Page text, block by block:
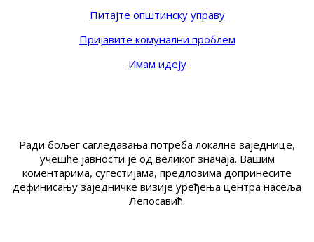
Питајте општинску управу
Пријавите комунални проблем
Имам идеју
Ради бољег сагледавања потреба локалне заједнице,
учешће јавности је од великог значаја. Вашим
коментарима, сугестијама, предлозима допринесите
дефинисању заједничке визије уређења центра насеља
Лепосавић.